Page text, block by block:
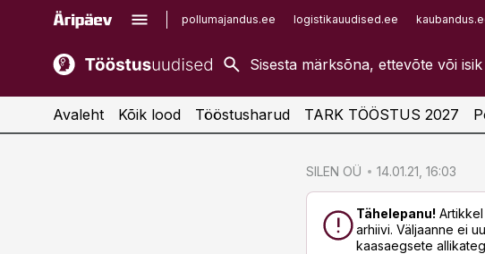
pollumajandus.ee logistikauudised.ee
kaubandus.ee
kinnisvarauudised.ee
imelineajalugu.ee
Infopank
Avaleht Kõik lood Tööstusharud TARK TÖÖSTUS 2027
SILEN OÜ 14.01.21, 16:03
Tähelepanu!
arhiivi. Väljaanne ei
kaasaegsete